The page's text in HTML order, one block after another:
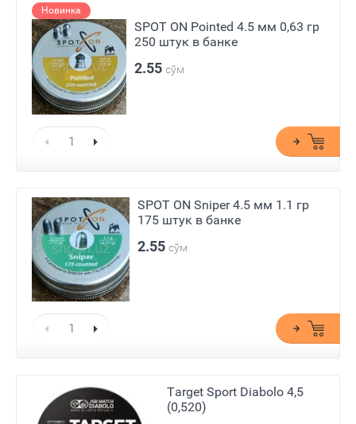
Новинка
SPOT ON Pointed 4.5 мм 0,63 гр
250 штук в банке
2.55 сўм
SPOT ON Sniper 4.5 мм 1.1 гр
175 штук в банке
2.55 сўм
Target Sport Diabolo 4,5
(0,520)